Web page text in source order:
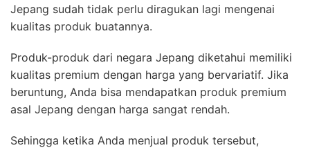
Jepang sudah tidak perlu diragukan lagi mengenai
kualitas produk buatannya.
Produk-produk dari negara Jepang diketahui memiliki
kualitas premium dengan harga yang bervariatif. Jika
beruntung, Anda bisa mendapatkan produk premium
asal Jepang dengan harga sangat rendah.
Sehingga ketika Anda menjual produk tersebut,